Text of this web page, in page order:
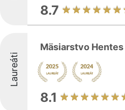
8.7
Laureáti
Mäsiarstvo
8.1